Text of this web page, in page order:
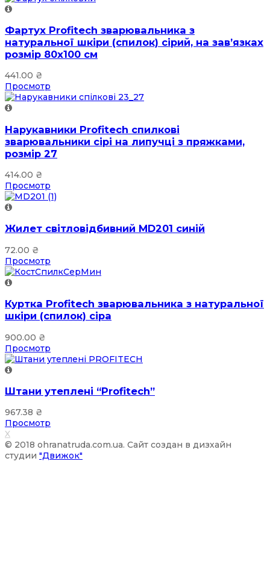
Фартух Profitech зварювальника з
натуральної шкіри (спилок) сірий, на зав’язках
розмір 80х100 см
441.00 ₴
Просмотр
Нарукавники Profitech спилкові
зварювальники сірі на липучці з пряжками,
розмір 27
414.00 ₴
Просмотр
Жилет світловідбивний MD201 синій
72.00 ₴
Просмотр
Куртка Profitech зварювальника з натуральної
шкіри (спилок) сіра
900.00 ₴
Просмотр
Штани утеплені “Profitech”
967.38 ₴
Просмотр
X
© 2018 ohranatruda.com.ua. Сайт создан в дизхайн
студии "Движок"